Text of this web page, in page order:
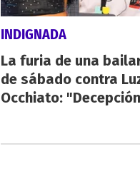
INDIGNADA
La furia de una
de sábado contra
Occhiato: